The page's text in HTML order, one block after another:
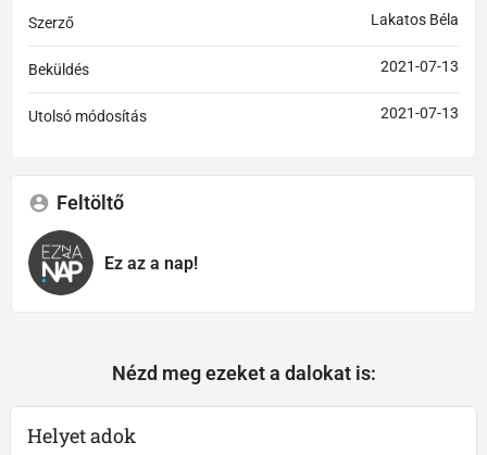
Szerző Lakatos Béla
Beküldés 2021-07-13
Utolsó módosítás 2021-07-13
Feltöltő
Ez az a nap!
Nézd meg ezeket a dalokat is:
Helyet adok